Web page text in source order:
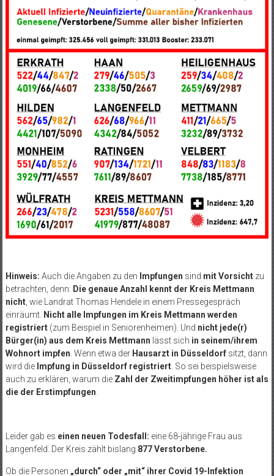
Hinweis: Auch die Angaben zu den Impfungen sind mit Vorsichtzu
betrachten, denn: Die genaue Anzahl kennt der Kreis Mettmann
nicht, wie Landrat Thomas Hendele in einem Pressegespräch
einräumt. Nicht alle Impfungen im Kreis Mettmann werden
registriert(zum Beispiel in Seniorenheimen). Und nicht jede(r)
Bürger(in) aus dem Kreis Mettmann lässt sich in seinem/ihrem
Wohnort impfen . Wenn etwa der Hausarzt in Düsseldorfsitzt, dann
wird die Impfung in Düsseldorf registriert. So sei beispielsweise
auch zu erklären, warum die Zahl der Zweitimpfungen höher ist als
die der Erstimpfungen
Leider gab es einen neuen Todesfall: eine 68-jährige Frau aus
Langenfeld. Der Kreis zählt bislang 877 Verstorbene.
Ob die Personen „durch“ oder „mit“ ihrer Covid 19-Infektion